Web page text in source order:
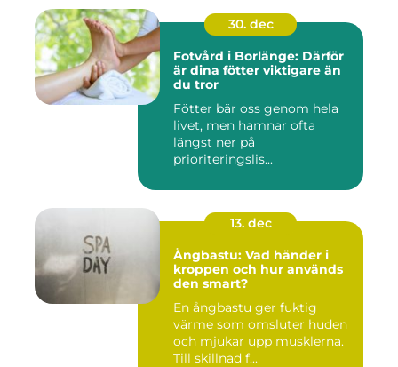
30. dec
Fotvård i Borlänge: Därför
är dina fötter viktigare än
du tror
Fötter bär oss genom hela
livet, men hamnar ofta
längst ner på
prioriteringslis...
13. dec
Ångbastu: Vad händer i
kroppen och hur används
den smart?
En ångbastu ger fuktig
värme som omsluter huden
och mjukar upp musklerna.
Till skillnad f...